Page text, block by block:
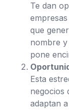
Te dan
que
nombre y
pone
Esta
negocios
adaptan